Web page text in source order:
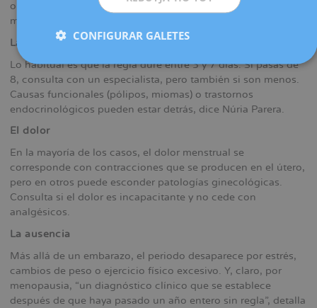
olvidado), estarían detrás de un olor inusual en la
menstruación.
La duración
Lo habitual es que la regla dure entre 3 y 7 días. Si pasas de
8, consulta con un especialista, pero también si son menos.
Causas funcionales (pólipos, miomas) o trastornos
endocrinológicos pueden estar detrás, dice Núria Parera.
El dolor
En la mayoría de los casos, el dolor menstrual se
corresponde con contracciones que se producen en el útero,
pero en otros puede esconder patologías ginecológicas.
Consulta si el dolor es incapacitante y no cede con
analgésicos.
La ausencia
Más allá de un embarazo, el periodo desaparece por estrés,
cambios de peso o ejercicio físico excesivo. Y, claro, por
menopausia, “un diagnóstico clínico que se establece
después de que haya pasado un año entero sin regla”, detalla
CONFIGURAR GALETES